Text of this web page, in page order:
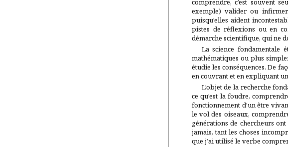
comprendre, c’est souvent
exemple) valider ou infirmer
puisqu’elles aident
pistes de réflexions ou en
démarche scientifique, qui ne
La science fondamentale
mathématiques ou plus
étudie les conséquences. De
en couvrant et en expliquant
L’objet de la recherche
ce qu’est la foudre,
fonctionnement d’un être
le vol des oiseaux,
générations de chercheurs
jamais, tant les choses
que j’ai utilisé le verbe